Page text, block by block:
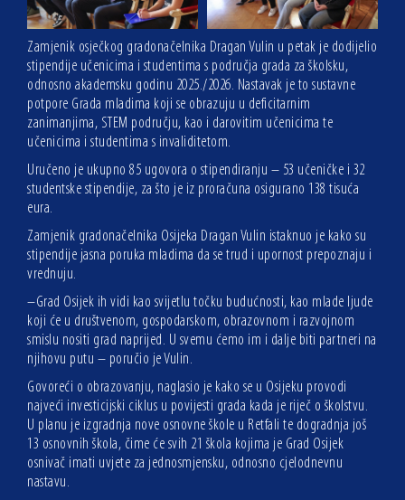
Zamjenik osječkog gradonačelnika Dragan Vulin u petak je dodijelio
stipendije učenicima i studentima s područja grada za školsku,
odnosno akademsku godinu 2025./2026. Nastavak je to sustavne
potpore Grada mladima koji se obrazuju u deficitarnim
zanimanjima, STEM području, kao i darovitim učenicima te
učenicima i studentima s invaliditetom.
Uručeno je ukupno 85 ugovora o stipendiranju – 53 učeničke i 32
studentske stipendije, za što je iz proračuna osigurano 138 tisuća
eura.
Zamjenik gradonačelnika Osijeka Dragan Vulin istaknuo je kako su
stipendije jasna poruka mladima da se trud i upornost prepoznaju i
vrednuju.
–Grad Osijek ih vidi kao svijetlu točku budućnosti, kao mlade ljude
koji će u društvenom, gospodarskom, obrazovnom i razvojnom
smislu nositi grad naprijed. U svemu ćemo im i dalje biti partneri na
njihovu putu – poručio je Vulin.
Govoreći o obrazovanju, naglasio je kako se u Osijeku provodi
najveći investicijski ciklus u povijesti grada kada je riječ o školstvu.
U planu je izgradnja nove osnovne škole u Retfali te dogradnja još
13 osnovnih škola, čime će svih 21 škola kojima je Grad Osijek
osnivač imati uvjete za jednosmjensku, odnosno cjelodnevnu
nastavu.